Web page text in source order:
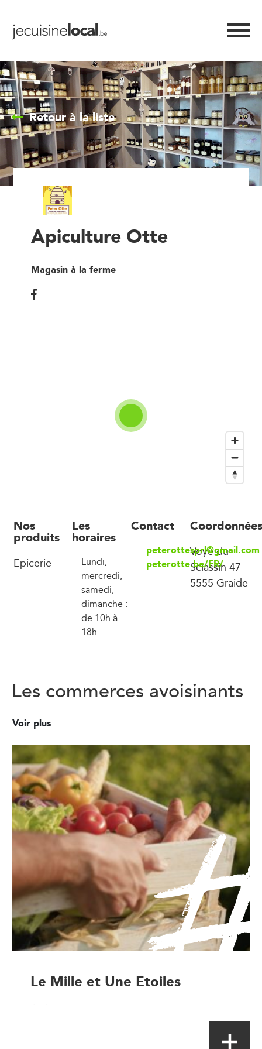
Retour à la liste
Apiculture Otte
Magasin à la ferme
Nos
produits
Epicerie
Les
horaires
Lundi,
mercredi,
samedi,
dimanche :
de 10h à
18h
Contact
peterottesprl@gmail.com
peterotte.be/FR/
Coordonnées
Voye du
Sclassin 47
5555 Graide
Les commerces avoisinants
Voir plus
Le Mille et Une Etoiles